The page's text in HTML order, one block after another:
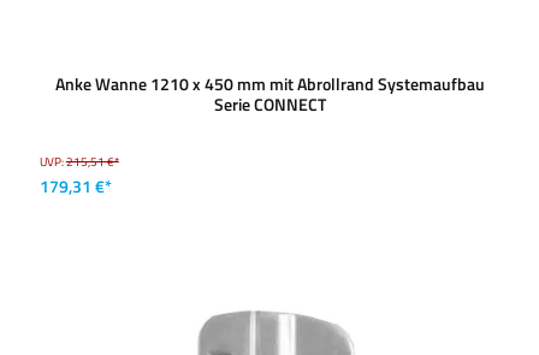
Anke Wanne 1210 x 450 mm mit Abrollrand Systemaufbau
Serie CONNECT
UVP:215,51 €*
179,31 €*